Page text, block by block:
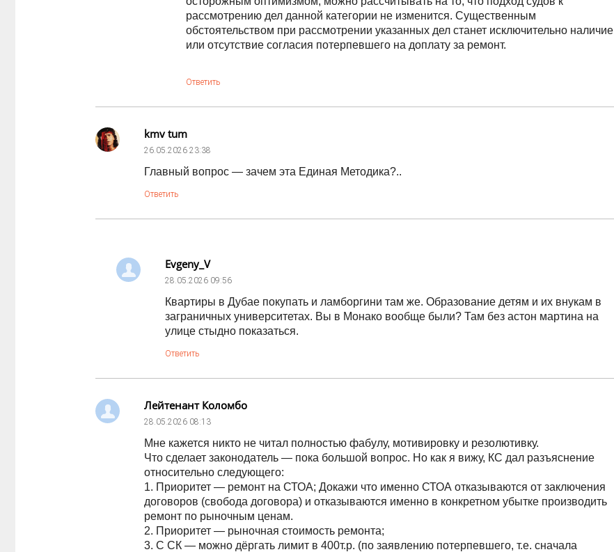
рассмотрению дел данной категории не изменится. Существенным
обстоятельством при рассмотрении указанных дел станет исключительно наличие
или отсутствие согласия потерпевшего на доплату за ремонт.
Ответить
kmv tum
26.05.2026 23:38
Главный вопрос — зачем эта Единая Методика?..
Ответить
Evgeny_V
28.05.2026 09:56
Квартиры в Дубае покупать и ламборгини там же. Образование детям и их внукам в
заграничных университетах. Вы в Монако вообще были? Там без астон мартина на
улице стыдно показаться.
Ответить
Лейтенант Коломбо
28.05.2026 08:13
Мне кажется никто не читал полностью фабулу, мотивировку и резолютивку.
Что сделает законодатель — пока большой вопрос. Но как я вижу, КС дал разъяснение
относительно следующего:
1. Приоритет — ремонт на СТОА; Докажи что именно СТОА отказываются от заключения
договоров (свобода договора) и отказываются именно в конкретном убытке производить
ремонт по рыночным ценам.
2. Приоритет — рыночная стоимость ремонта;
3. С СК — можно дёргать лимит в 400т.р. (по заявлению потерпевшего, т.е. сначала